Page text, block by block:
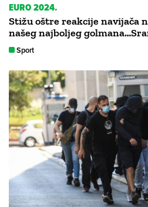
EURO 2024.
Stižu oštre reakcije navijača
našeg najboljeg
Sport